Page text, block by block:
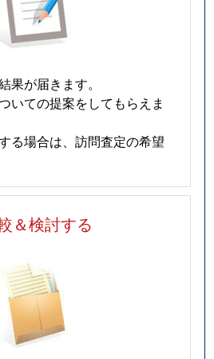
果が届きます。
いての提案をしてもらえま
る場合は、訪問査定の希望
＆検討する